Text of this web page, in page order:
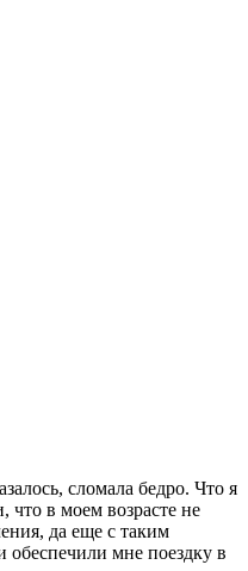
сломала бедро. Что я
что в моем возрасте не
да еще с таким
мне поездку в